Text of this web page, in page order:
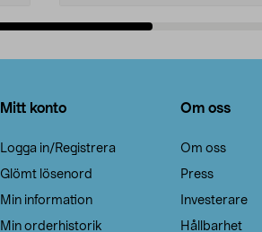
Mitt konto
Logga in/Registrera
Glömt lösenord
Min information
Min orderhistorik
Om oss
Om oss
Press
Investerare
Hållbarhet